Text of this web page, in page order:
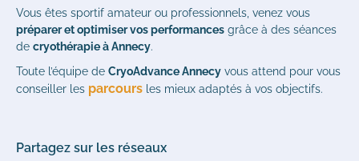
Vous êtes sportif amateur ou professionnels, venez vous
préparer et optimiser vos performances grâce à des séances
de cryothérapie à Annecy.
Toute l’équipe de CryoAdvance Annecy vous attend pour vous
conseiller les parcours les mieux adaptés à vos objectifs.
Partagez sur les réseaux